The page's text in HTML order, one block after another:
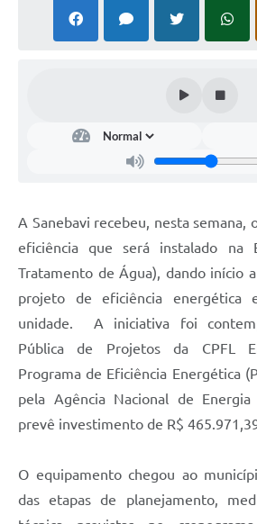
Contratos
Carta de Serviços
Galeria de Vídeos
Contas Públicas
Links Úteis
A Sanebavi recebeu, nesta semana,
eficiência que será instalado na
Tratamento de Água), dando início
projeto de eficiência energética
unidade. A iniciativa foi
Pública de Projetos da CPFL
Programa de Eficiência Energética
pela Agência Nacional de
prevê investimento de R$
O equipamento chegou ao
das etapas de planejamento,